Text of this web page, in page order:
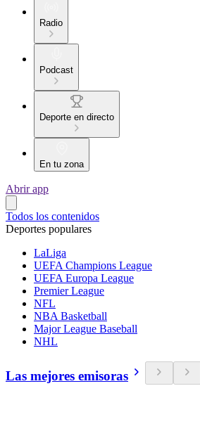
Radio
Podcast
Deporte en directo
En tu zona
Abrir app
Todos los contenidos
Deportes populares
LaLiga
UEFA Champions League
UEFA Europa League
Premier League
NFL
NBA Basketball
Major League Baseball
NHL
Las mejores emisoras